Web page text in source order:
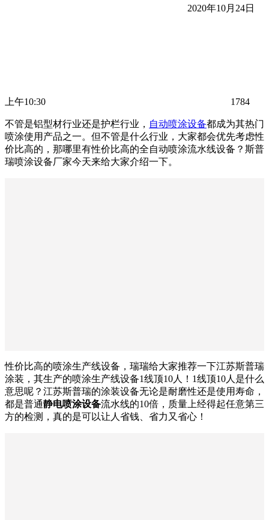
2020年10月24日
上午10:30 1784
不管是铝型材行业还是护栏行业， 自动喷涂设备都成为其热门
喷涂使用产品之一。但不管是什么行业，大家都会优先考虑性
价比高的，那哪里有性价比高的全自动喷涂流水线设备？斯普
瑞喷涂设备厂家今天来给大家介绍一下。
性价比高的喷涂生产线设备，瑞瑞给大家推荐一下江苏斯普瑞
涂装，其生产的喷涂生产线设备1线顶10人！1线顶10人是什么
意思呢？江苏斯普瑞的涂装设备无论是耐磨性还是使用寿命，
都是普通静电喷涂设备流水线的10倍，质量上经得起任意第三
方的检测，真的是可以让人省钱、省力又省心！